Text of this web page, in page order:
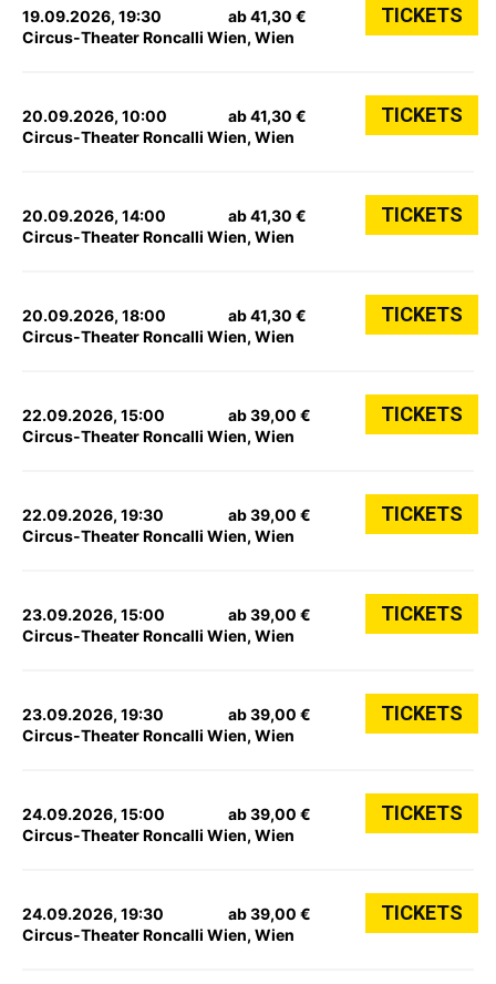
19.09.2026, 19:30
Circus-Theater Roncalli Wien, Wien
ab 41,30 € TICKETS
20.09.2026, 10:00
Circus-Theater Roncalli Wien, Wien
ab 41,30 € TICKETS
20.09.2026, 14:00
Circus-Theater Roncalli Wien, Wien
ab 41,30 € TICKETS
20.09.2026, 18:00
Circus-Theater Roncalli Wien, Wien
ab 41,30 € TICKETS
22.09.2026, 15:00
Circus-Theater Roncalli Wien, Wien
ab 39,00 € TICKETS
22.09.2026, 19:30
Circus-Theater Roncalli Wien, Wien
ab 39,00 € TICKETS
23.09.2026, 15:00
Circus-Theater Roncalli Wien, Wien
ab 39,00 € TICKETS
23.09.2026, 19:30
Circus-Theater Roncalli Wien, Wien
ab 39,00 € TICKETS
24.09.2026, 15:00
Circus-Theater Roncalli Wien, Wien
ab 39,00 € TICKETS
24.09.2026, 19:30
Circus-Theater Roncalli Wien, Wien
ab 39,00 € TICKETS